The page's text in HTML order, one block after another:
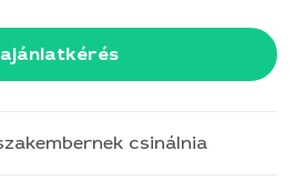
csinálnia